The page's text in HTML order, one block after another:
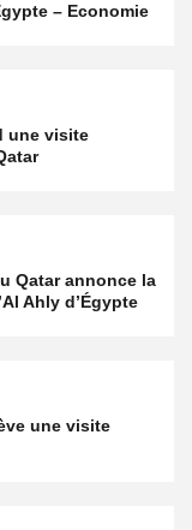
– Economie
une visite
Qatar annonce la
Ahly d’Égypte
une visite